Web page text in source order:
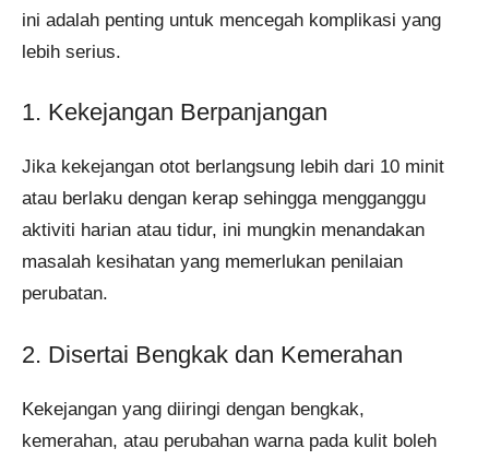
ini adalah penting untuk mencegah komplikasi yang
lebih serius.
1. Kekejangan Berpanjangan
Jika kekejangan otot berlangsung lebih dari 10 minit
atau berlaku dengan kerap sehingga mengganggu
aktiviti harian atau tidur, ini mungkin menandakan
masalah kesihatan yang memerlukan penilaian
perubatan.
2. Disertai Bengkak dan Kemerahan
Kekejangan yang diiringi dengan bengkak,
kemerahan, atau perubahan warna pada kulit boleh